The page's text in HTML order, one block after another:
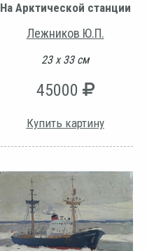
На Арктической станции
Лежников Ю.П.
23 х 33 см
45000
Купить картину